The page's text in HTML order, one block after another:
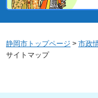
静岡市トップページ > 市政
サイトマップ